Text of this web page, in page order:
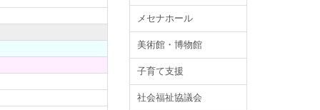
メセナホール
美術館・博物館
子育て支援
社会福祉協議会